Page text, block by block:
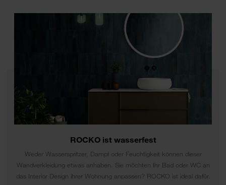
ROCKO ist wasserfest
Weder Wasserspritzer, Dampf oder Feuchtigkeit können dieser
Wandverkleidung etwas anhaben. Sie möchten Ihr Bad oder WC an
das Interior Design ihrer Wohnung anpassen? ROCKO ist ideal dafür.